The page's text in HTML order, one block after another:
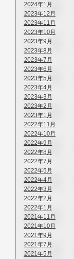
2024年1月
2023年12月
2023年11月
2023年10月
2023年9月
2023年8月
2023年7月
2023年6月
2023年5月
2023年4月
2023年3月
2023年2月
2023年1月
2022年11月
2022年10月
2022年9月
2022年8月
2022年7月
2022年5月
2022年4月
2022年3月
2022年2月
2022年1月
2021年11月
2021年10月
2021年9月
2021年7月
2021年5月